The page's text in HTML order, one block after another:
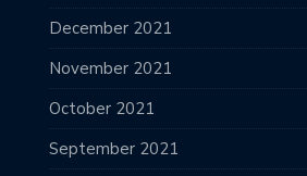
December 2021
November 2021
October 2021
September 2021